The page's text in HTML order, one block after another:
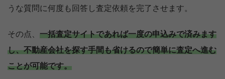
うな質問に何度も回答し査定依頼を完了させます。
その点、 一括査定サイトであれば一度の申込みで済みます
し、不動産会社を探す手間も省けるので簡単に査定へ進む
ことが可能です。